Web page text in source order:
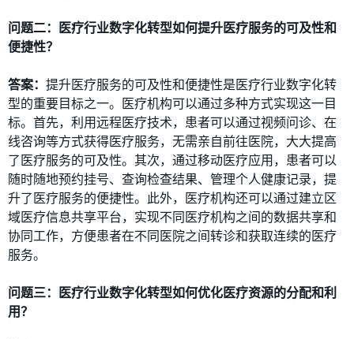
问题二：医疗行业数字化转型如何提升医疗服务的可及性和
便捷性？
答案： 提升医疗服务的可及性和便捷性是医疗行业数字化转
型的重要目标之一。医疗机构可以通过多种方式实现这一目
标。首先，利用远程医疗技术，患者可以通过视频问诊、在
线咨询等方式获得医疗服务，无需亲自前往医院，大大提高
了医疗服务的可及性。其次，通过移动医疗应用，患者可以
随时随地预约挂号、查询检查结果、管理个人健康记录，提
升了医疗服务的便捷性。此外，医疗机构还可以通过建立区
域医疗信息共享平台，实现不同医疗机构之间的数据共享和
协同工作，方便患者在不同医院之间转诊和获取连续的医疗
服务。
问题三：医疗行业数字化转型如何优化医疗资源的分配和利
用？